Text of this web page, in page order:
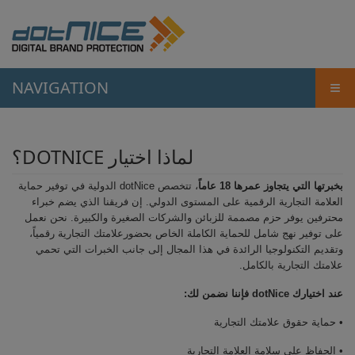
NAVIGATION ≡
لماذا اختيار DOTNICE؟
بخبرتها التي يتجاوز عمرها 18 عاماً
، تتخصص dotNice الدولية في توفير حماية
العلامة التجارية الرقمية على المستوى الدولي. إن فريقنا الذي يضم خبراء
محترفين يوفر حزم مصممة للزبائن والشركات الصغيرة والكبيرة. نحن نعمل
على توفير نهج شامل للحماية الكاملة الخاص بحضورعلامتك التجارية رقمياً،
وتقديم التكنولوجيا الرائدة في هذا المجال إلى جانب الخبرات التي تحمي
علامتك التجارية بالكامل.
عند اختيارك dotNice فإننا نضمن لك:
• حماية حقوق علامتك التجارية
• الحفاظ على سلامة العلامة التجارية